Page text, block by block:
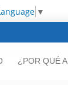
▼
¿POR QUÉ